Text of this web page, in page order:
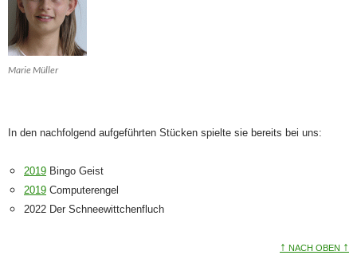
Marie Müller
In den nachfolgend aufgeführten Stücken spielte sie bereits bei uns:
2019 Bingo Geist
2019 Computerengel
2022 Der Schneewittchenfluch
↑ NACH OBEN ↑